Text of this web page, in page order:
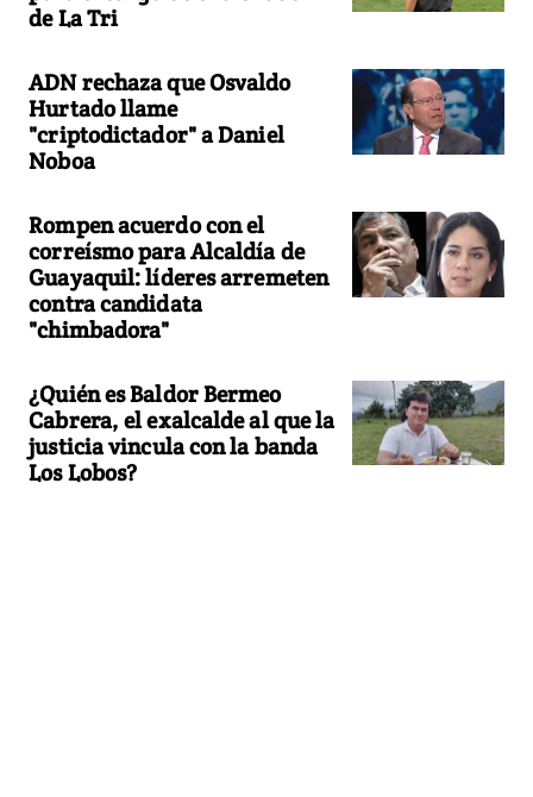
de La Tri
ADN rechaza que Osvaldo
Hurtado llame
"criptodictador" a Daniel
Noboa
Rompen acuerdo con el
correísmo para Alcaldía de
Guayaquil: líderes arremeten
contra candidata
"chimbadora"
¿Quién es Baldor Bermeo
Cabrera, el exalcalde al que la
justicia vincula con la banda
Los Lobos?